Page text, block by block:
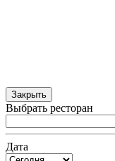
Закрыть
Выбрать ресторан
Дата